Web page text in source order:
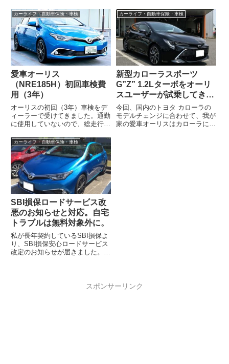
ています（最近はコロナ対策とし
て車通...
カーライフ・自動車保険・車検
愛車オーリス
（NRE185H）初回車検費
用（3年）
オーリスの初回（3年）車検をデ
ィーラーで受けてきました。通勤
に使用していないので、総走行距
ん（本当はもっと走り回りたいの
です...
カーライフ・自動車保険・車検
新型カローラスポーツ
G”Z” 1.2Lターボをオーリ
スユーザーが試乗してきま
した
今回、国内のトヨタ カローラの
モデルチェンジに合わせて、我が
家の愛車オーリスはカローラに統
カーライフ・自動車保険・車検
SBI損保ロードサービス改
悪のお知らせと対応。自宅
トラブルは無料対象外に。
私が長年契約しているSBI損保よ
り、SBI損保安心ロードサービス
改定のお知らせが届きました。参
スポンサーリンク